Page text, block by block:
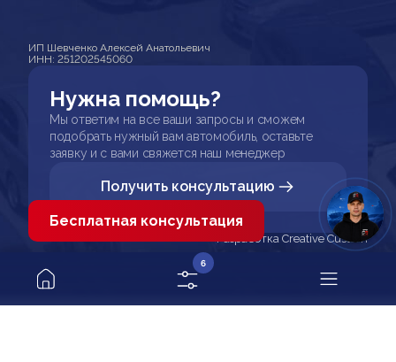
ИП Шевченко Алексей Анатольевич
ИНН: 251202545060
Нужна помощь?
Мы ответим на все ваши запросы и сможем
подобрать нужный вам автомобиль, оставьте
заявку и с вами свяжется наш менеджер
Получить консультацию
Разработка Creative Custom
6
Бесплатная консультация